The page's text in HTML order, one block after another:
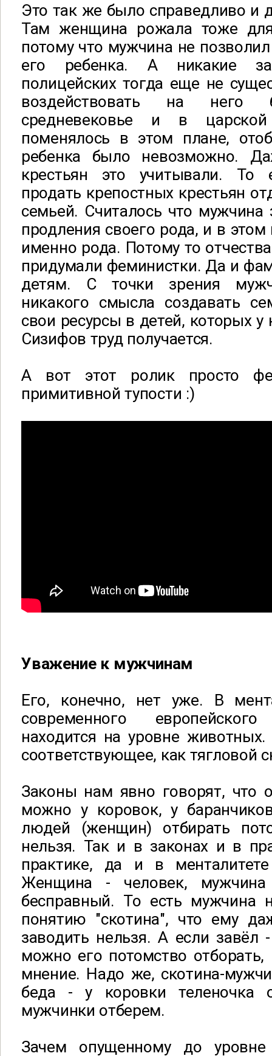
Это так же было справедливо и
Там женщина рожала тоже
потому что мужчина не
его ребенка. А никакие
полицейских тогда еще не
воздействовать на
средневековье и в
поменялось в этом плане,
ребенка было невозможно.
крестьян это учитывали. То
продать крепостных крестьян
семьей. Считалось что
продления своего рода, и в
именно рода. Потому то
придумали феминистки. Да и
детям. С точки зрения
никакого смысла создавать
свои ресурсы в детей, которых у
Сизифов труд получается.
А вот этот ролик просто
примитивной тупости :)
Уважение к мужчинам
Его, конечно, нет уже. В
современного
находится на уровне
соответствующее, как тягловой
Законы нам явно говорят, что
можно у коровок, у
людей (женщин) отбирать
нельзя. Так и в законах и в
практике, да и в
Женщина - человек,
бесправный. То есть мужчина
понятию "скотина", что ему
заводить нельзя. А если завёл
можно его потомство отборать,
мнение. Надо же, скотина-
беда - у коровки теленочка
мужчинки отберем.
Зачем опущенному до